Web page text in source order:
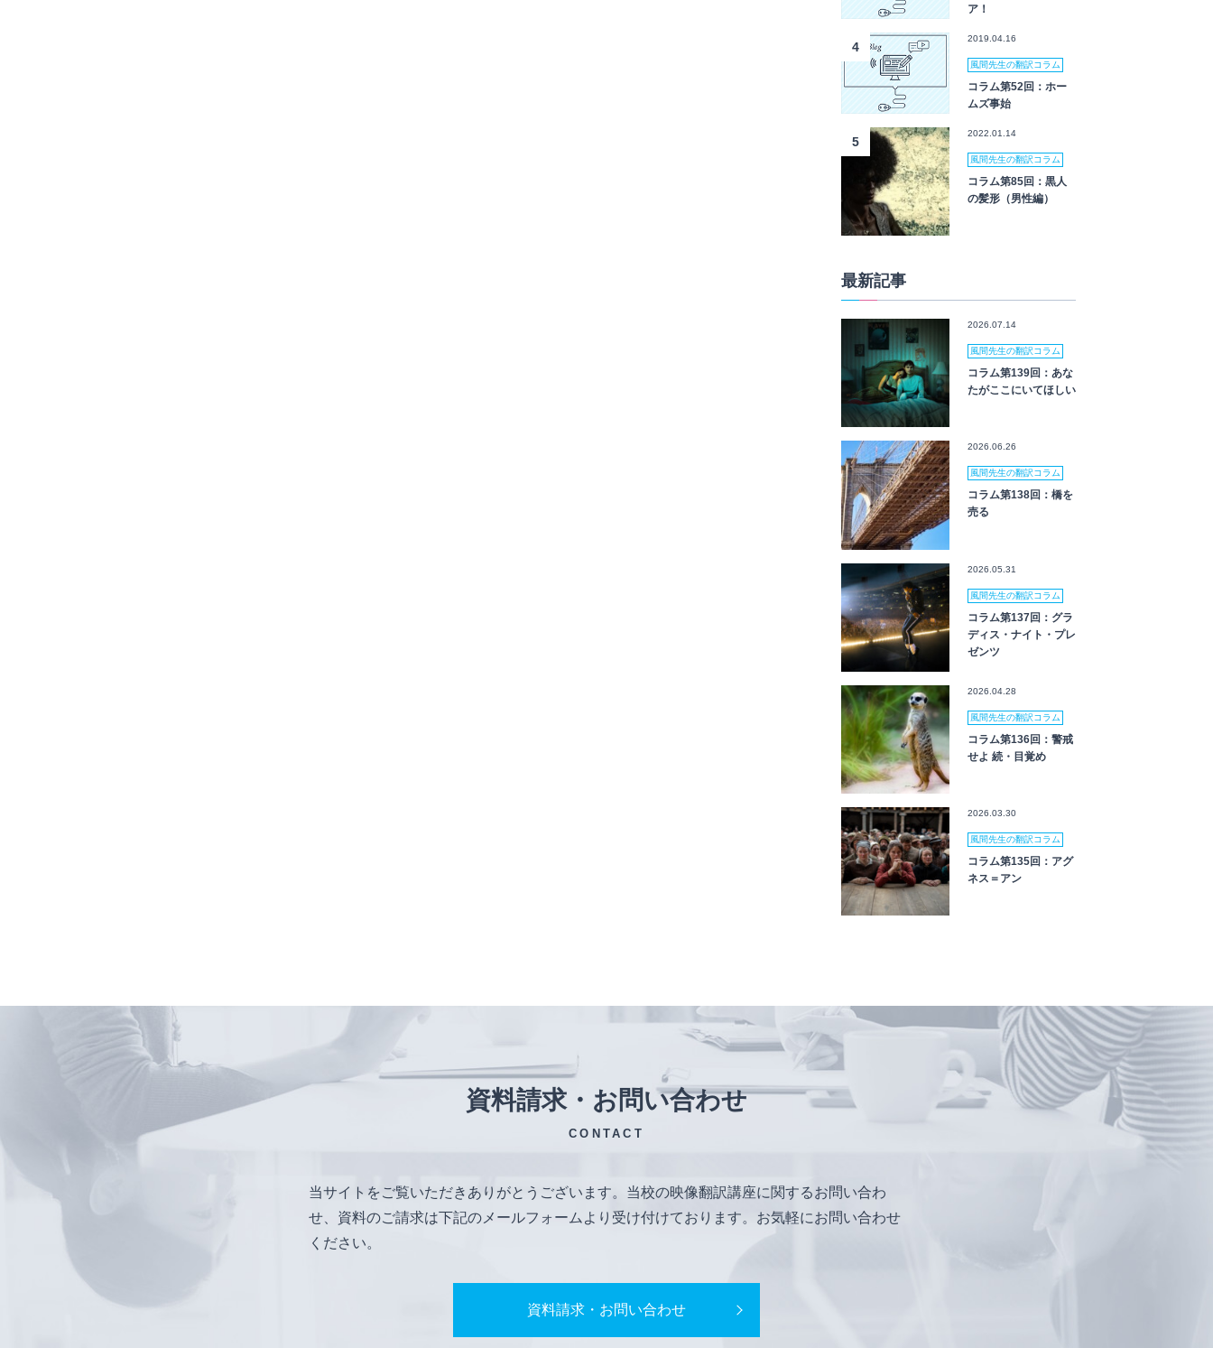
ア！
4
2019.04.16
風間先生の翻訳コラム
コラム第52回：ホー
ムズ事始
5
2022.01.14
風間先生の翻訳コラム
コラム第85回：黒人
の髪形（男性編）
最新記事
2026.07.14
風間先生の翻訳コラム
コラム第139回：あな
たがここにいてほしい
2026.06.26
風間先生の翻訳コラム
コラム第138回：橋を
売る
2026.05.31
風間先生の翻訳コラム
コラム第137回：グラ
ディス・ナイト・プレ
ゼンツ
2026.04.28
風間先生の翻訳コラム
コラム第136回：警戒
せよ 続・目覚め
2026.03.30
風間先生の翻訳コラム
コラム第135回：アグ
ネス＝アン
資料請求・お問い合わせ
CONTACT
当サイトをご覧いただきありがとうございます。当校の映像翻訳講座に関するお問い合わ
せ、資料のご請求は下記のメールフォームより受け付けております。お気軽にお問い合わせ
ください。
資料請求・お問い合わせ